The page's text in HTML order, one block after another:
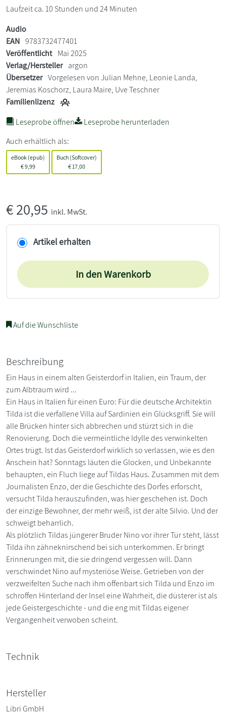
Laufzeit ca. 10 Stunden und 24 Minuten
Audio
EAN 9783732477401
Veröffentlicht Mai 2025
Verlag/Hersteller argon
Übersetzer Vorgelesen von Julian Mehne, Leonie Landa,
Jeremias Koschorz, Laura Maire, Uve Teschner
Familienlizenz
Leseprobe öffnen
Leseprobe herunterladen
Auch erhältlich als:
eBook (epub)
€9,99
Buch (Softcover)
€ 17,00
€20,95 inkl. MwSt.
Artikel erhalten
In den Warenkorb
Auf die Wunschliste
Beschreibung
Ein Haus in einem alten Geisterdorf in Italien, ein Traum, der
zum Albtraum wird ...
Ein Haus in Italien für einen Euro: Für die deutsche Architektin
Tilda ist die verfallene Villa auf Sardinien ein Glücksgriff. Sie will
alle Brücken hinter sich abbrechen und stürzt sich in die
Renovierung. Doch die vermeintliche Idylle des verwinkelten
Ortes trügt. Ist das Geisterdorf wirklich so verlassen, wie es den
Anschein hat? Sonntags läuten die Glocken, und Unbekannte
behaupten, ein Fluch liege auf Tildas Haus. Zusammen mit dem
Journalisten Enzo, der die Geschichte des Dorfes erforscht,
versucht Tilda herauszufinden, was hier geschehen ist. Doch
der einzige Bewohner, der mehr weiß, ist der alte Silvio. Und der
schweigt beharrlich.
Als plötzlich Tildas jüngerer Bruder Nino vor ihrer Tür steht, lässt
Tilda ihn zähneknirschend bei sich unterkommen. Er bringt
Erinnerungen mit, die sie dringend vergessen will. Dann
verschwindet Nino auf mysteriöse Weise. Getrieben von der
verzweifelten Suche nach ihm offenbart sich Tilda und Enzo im
schroffen Hinterland der Insel eine Wahrheit, die düsterer ist als
jede Geistergeschichte - und die eng mit Tildas eigener
Vergangenheit verwoben scheint.
Technik
Hersteller
Libri GmbH